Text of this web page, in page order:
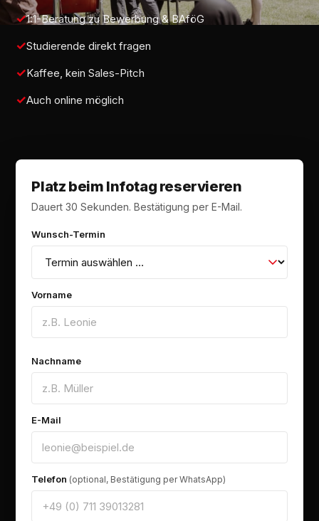
1:1-Beratung zu Bewerbung & BAföG
Studierende direkt fragen
Kaffee, kein Sales-Pitch
Auch online möglich
Platz beim Infotag reservieren
Dauert 30 Sekunden. Bestätigung per E-Mail.
Wunsch-Termin
Vorname
Nachname
E-Mail
Telefon (optional, Bestätigung per WhatsApp)